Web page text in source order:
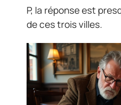
P, la réponse est
de ces trois villes.